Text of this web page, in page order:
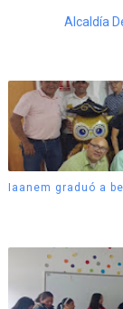
Alcaldía
Iaanem graduó a